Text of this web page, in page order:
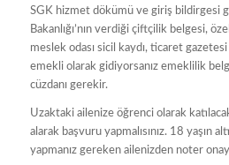
SGK hizmet dökümü ve giriş bildirgesi
Bakanlığı’nın verdiği çiftçilik belgesi,
meslek odası sicil kaydı, ticaret
emekli olarak gidiyorsanız emeklilik
cüzdanı gerekir.
Uzaktaki ailenize öğrenci olarak
alarak başvuru yapmalısınız. 18 yaşın
yapmanız gereken ailenizden noter